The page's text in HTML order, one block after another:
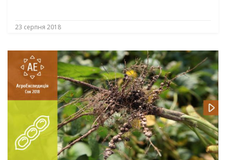
23 серпня 2018